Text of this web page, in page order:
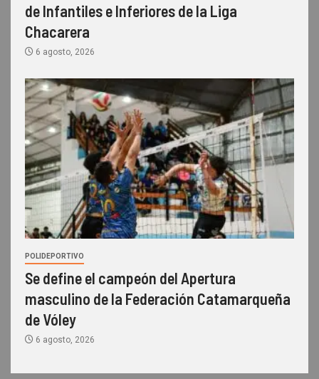
de Infantiles e Inferiores de la Liga
Chacarera
6 agosto, 2026
POLIDEPORTIVO
Se define el campeón del Apertura
masculino de la Federación Catamarqueña
de Vóley
6 agosto, 2026